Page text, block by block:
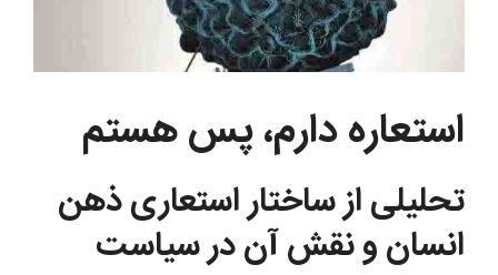
استعاره دارم، پس هستم
تحلیلی از ساختار استعاری ذهن
انسان و نقش آن در سیاست